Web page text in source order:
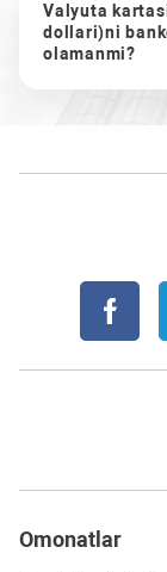
Valyuta
dollari)ni
olamanmi?
Omonatlar